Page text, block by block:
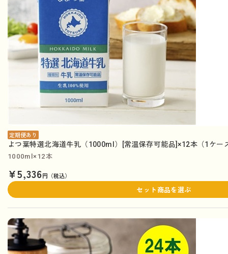
定期便あり
よつ葉特選北海道牛乳（1000ml）[常温保存可能品]×12本（1ケー
1000ml×12本
¥5,336円（税込）
セット商品を選ぶ